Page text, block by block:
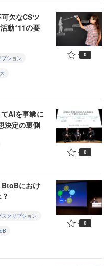
欠なCSツ
動“11の要
ション 0
AIを事業に
決定の裏側
0
BtoBにおけ
スクリプション
0